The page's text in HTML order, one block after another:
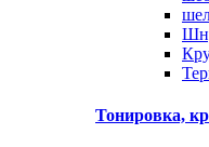
Тонировка,